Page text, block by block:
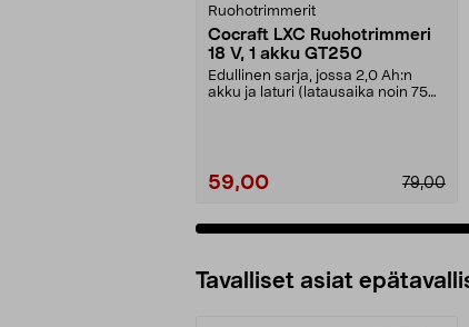
Ruohotrimmerit
Cocraft LXC Ruohotrimmeri
18 V, 1 akku GT250
Edullinen sarja, jossa 2,0 Ah:n
akku ja laturi (latausaika noin 75
59,00 79,00
Tavalliset asiat